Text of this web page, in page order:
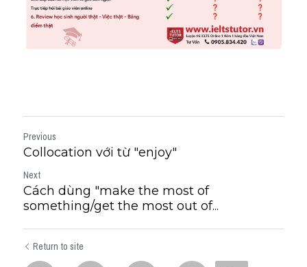
Previous
Collocation với từ "enjoy"
Next
Cách dùng "make the most of
something/get the most out of...
Return to site